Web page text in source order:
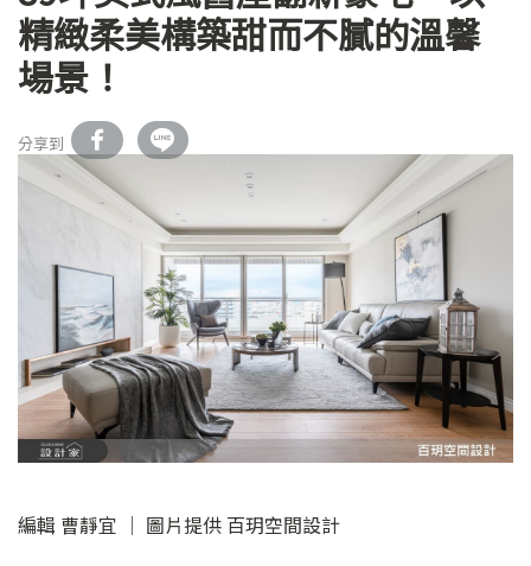
精緻柔美構築甜而不膩的溫馨
場景！
分享到
編輯 曹靜宜 │ 圖片提供 百玥空間設計